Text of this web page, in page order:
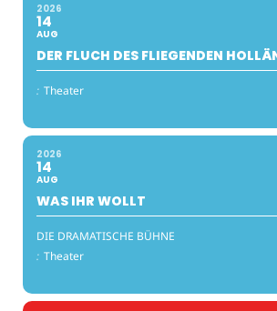
2026
14
AUG
DER FLUCH DES FLIEGENDEN
: Theater
2026
14
AUG
WAS IHR WOLLT
DIE DRAMATISCHE BÜHNE
: Theater